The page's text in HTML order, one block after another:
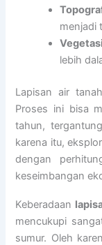
menjadi
Vegetasi
lebih
Lapisan air
Proses ini bisa
tahun,
karena itu,
dengan
keseimbangan
Keberadaan
mencukupi
sumur. Oleh